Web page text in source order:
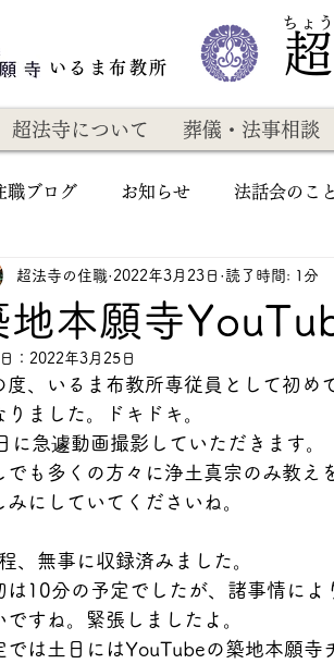
いるま布教所
ちょ
超法寺について 葬儀・法事相談
職ブログ お知らせ 法話会のこと
地本願寺
超法寺の住職 2022年3月23日 読了時間: 1分
： 2022年3月25日
度、いるま布教所専従員として初め
りました。ドキドキ。
に急遽動画撮影していただきます。
でも多くの方々に浄土真宗のみ教え
みにしていてくださいね。
、無事に収録済みました。
は10分の予定でしたが、諸事情に
ですね。緊張しましたよ。
では土日にはYouTubeの築地本願寺